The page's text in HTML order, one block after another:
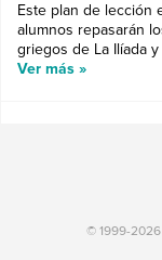
Este plan de lección
alumnos repasarán
griegos de La Ilíada y
Ver más »
© 1999-